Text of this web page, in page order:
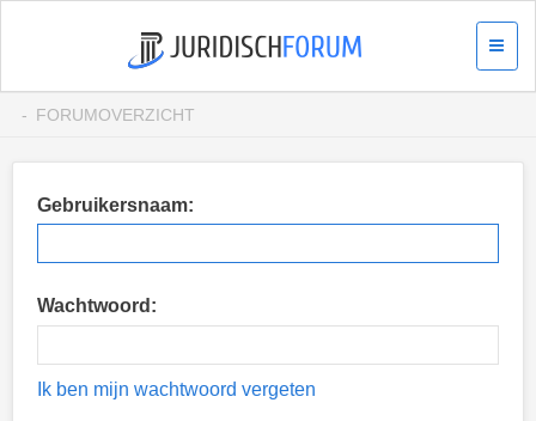
FORUMOVERZICHT
Gebruikersnaam:
Wachtwoord:
Ik ben mijn wachtwoord vergeten